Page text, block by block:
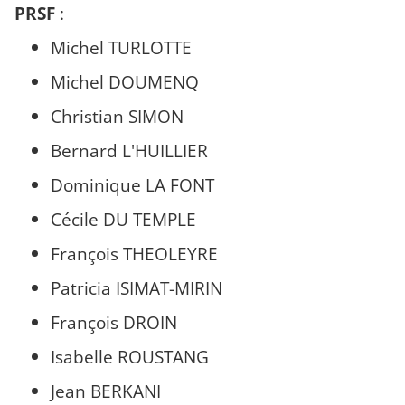
PRSF :
Michel TURLOTTE
Michel DOUMENQ
Christian SIMON
Bernard L'HUILLIER
Dominique LA FONT
Cécile DU TEMPLE
François THEOLEYRE
Patricia ISIMAT-MIRIN
François DROIN
Isabelle ROUSTANG
Jean BERKANI